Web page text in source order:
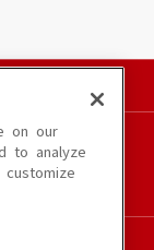
声等を、手段や形態を
イル化などすることを
い場合があります。
on our
to analyze